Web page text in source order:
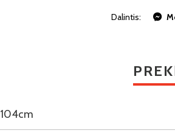
Dalintis:
104cm